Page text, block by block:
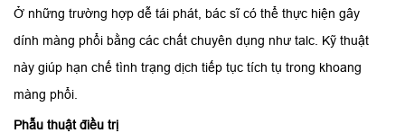
Ở những trường hợp dễ tái phát, bác sĩ có thể thực hiện gây
dính màng phổi bằng các chất chuyên dụng như talc. Kỹ thuật
này giúp hạn chế tình trạng dịch tiếp tục tích tụ trong khoang
màng phổi.
Phẫu thuật điều trị